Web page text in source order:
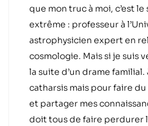
que mon truc à moi, c’est
extrême : professeur à
astrophysicien expert en
cosmologie. Mais si je suis
la suite d’un drame familial.
catharsis mais pour faire
et partager mes
doit tous de faire perdurer